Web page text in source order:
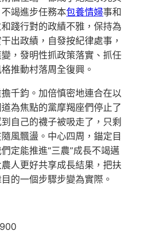
竭進步任務本包養情婦事和
踐行對的政績不雅，保持為
出政績，自發按紀律處事，
，發明性抓政策落實、抓任
推動村落周全復興。
千鈞。加倍慎密地連合在以
為焦點的黨摩羯座們停止了
自己的襪子被吸走了，只剩
風飄盪。中心四周，錨定目
定能推進“三農”成長不竭邁
人更好共享成長結果，把扶
的一個步驟步變為實際。